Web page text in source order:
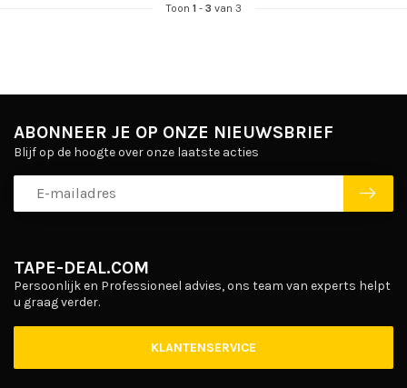
Toon 1- 3 van 3
TAPE-DEAL.COM
Persoonlijk en Professioneel advies, ons team van experts helpt
u graag verder.
KLANTENSERVICE
ABONNEER JE OP ONZE NIEUWSBRIEF
Blijf op de hoogte over onze laatste acties